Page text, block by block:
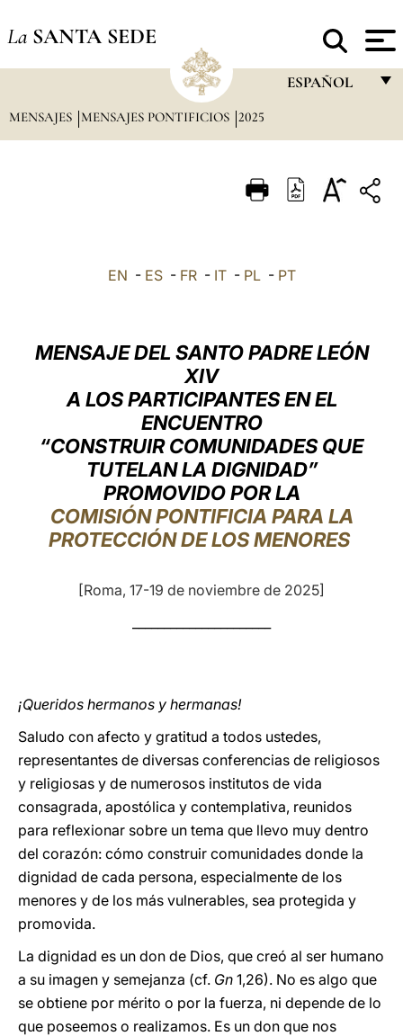
La SANTA SEDE
ESPAÑOL
ITALIANO
العربيّة
中文
MENSAJES MENSAJES PONTIFICIOS 2025
EN - ES- FR- IT- PL- PT
MENSAJE DEL SANTO PADRE LEÓN
XIV
A LOS PARTICIPANTES EN EL
ENCUENTRO
“CONSTRUIR COMUNIDADES QUE
TUTELAN LA DIGNIDAD”
PROMOVIDO POR LA
COMISIÓN PONTIFICIA PARA LA
PROTECCIÓN DE LOS MENORES
[Roma, 17-19 de noviembre de 2025]
¡Queridos hermanos y hermanas!
Saludo con afecto y gratitud a todos ustedes,
representantes de diversas conferencias de religiosos
y religiosas y de numerosos institutos de vida
consagrada, apostólica y contemplativa, reunidos
para reflexionar sobre un tema que llevo muy dentro
del corazón: cómo construir comunidades donde la
dignidad de cada persona, especialmente de los
menores y de los más vulnerables, sea protegida y
promovida.
La dignidad es un don de Dios, que creó al ser humano
a su imagen y semejanza (cf. Gn 1,26). No es algo que
se obtiene por mérito o por la fuerza, ni depende de lo
que poseemos o realizamos. Es un don que nos